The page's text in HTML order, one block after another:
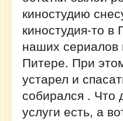
киностудию
киностудия-то
наших сериалов
Питере. При
устарел и
собирался . Что
услуги есть, а